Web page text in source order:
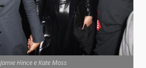
Jamie Hince e Kate Moss